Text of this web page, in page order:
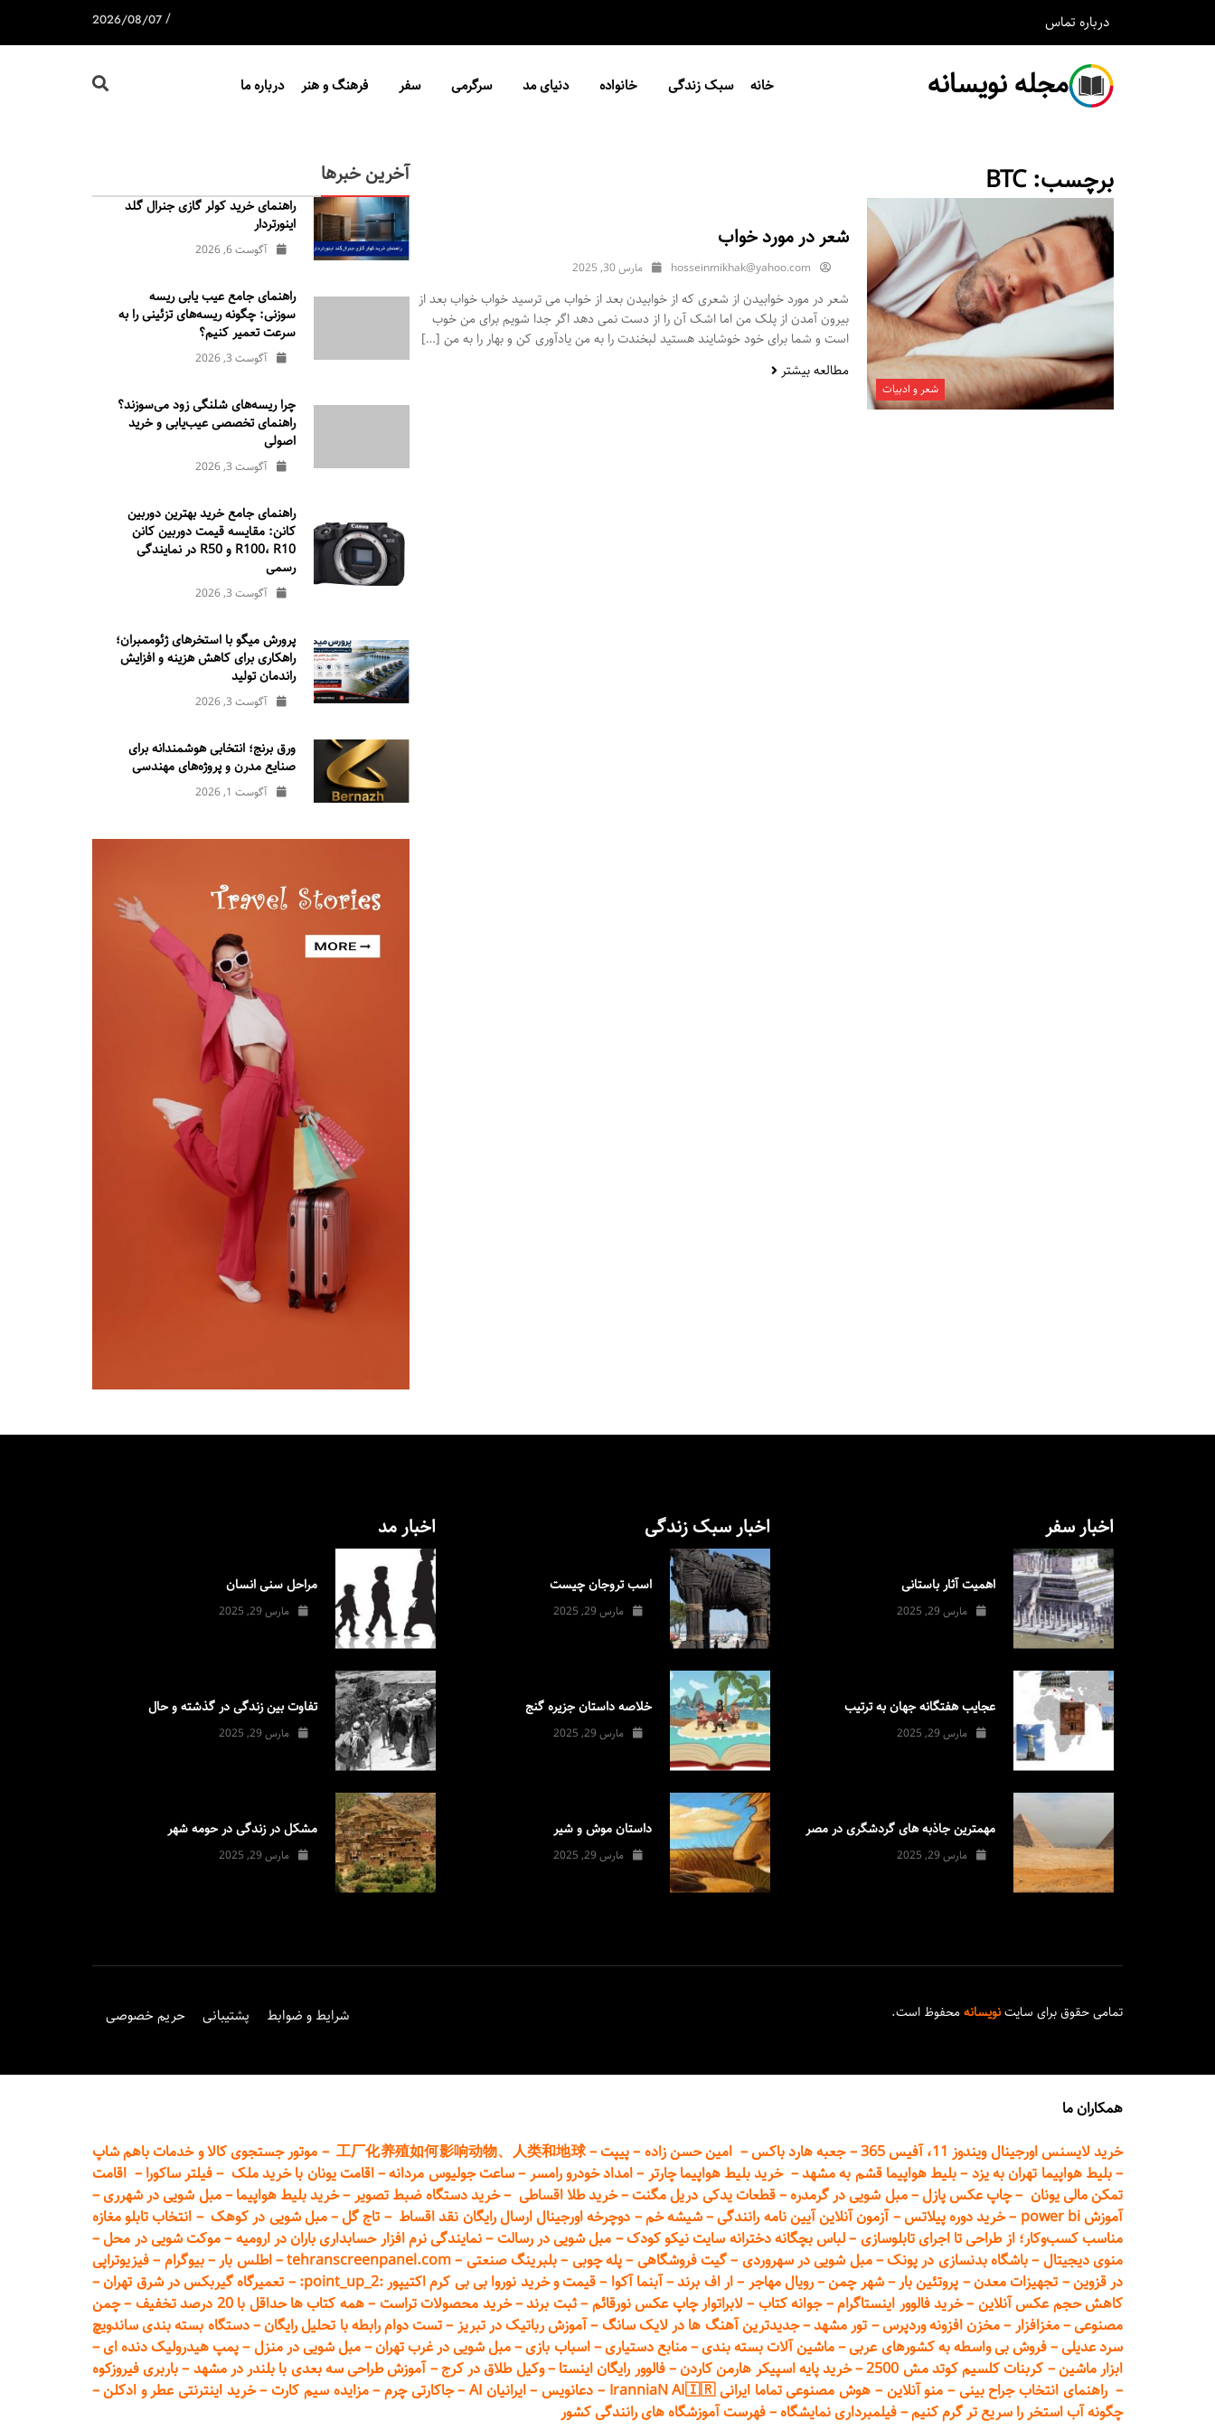
درباره تماس /
2026/08/07
مجله نویسانه خانه سبک زندگی خانواده دنیای مد سرگرمی سفر فرهنگ و هنر درباره ما
برچسب:BTC
شعر و ادبیات
شعر در مورد خواب
hosseinmikhak@yahoo.com مارس 30, 2025
شعر در مورد خوابیدن از شعری که از خوابیدن بعد از خواب می ترسید خواب خواب بعد از
بیرون آمدن از پلک من اما اشک آن را از دست نمی دهد اگر جدا شویم برای من خوب
است و شما برای خود خوشایند هستید لبخندت را به من یادآوری کن و بهار را به من […]
مطالعه بیشتر
آخرین خبرها
راهنمای خرید کولر گازی جنرال‌ گلد
اینورتر‌دار
آگوست 6, 2026
راهنمای جامع عیب یابی ریسه
سوزنی: چگونه ریسه‌های تزئینی را به
سرعت تعمیر کنیم؟
آگوست 3, 2026
چرا ریسه‌های شلنگی زود می‌سوزند؟
راهنمای تخصصی عیب‌یابی و خرید
اصولی
آگوست 3, 2026
راهنمای جامع خرید بهترین دوربین
کانن: مقایسه قیمت دوربین کانن
R100، R10 و R50 در نمایندگی
رسمی
آگوست 3, 2026
پرورش میگو با استخرهای ژئوممبران؛
راهکاری برای کاهش هزینه و افزایش
راندمان تولید
آگوست 3, 2026
ورق برنج؛ انتخابی هوشمندانه برای
صنایع مدرن و پروژه‌های مهندسی
آگوست 1, 2026
اخبار سفر
اهمیت آثار باستانی
مارس 29, 2025
عجایب هفتگانه جهان به ترتیب
مارس 29, 2025
مهمترین جاذبه های گردشگری در مصر
مارس 29, 2025
اخبار سبک زندگی
اسب تروجان چیست
مارس 29, 2025
خلاصه داستان جزیره گنج
مارس 29, 2025
داستان موش و شیر
مارس 29, 2025
اخبار مد
مراحل سنی انسان
مارس 29, 2025
تفاوت بین زندگی در گذشته و حال
مارس 29, 2025
مشکل در زندگی در حومه شهر
مارس 29, 2025
تمامی حقوق برای سایتنویسانهمحفوظ است. شرایط و ضوابط پشتیبانی حریم خصوصی
همکاران ما
خرید لایسنس اورجینال ویندوز 11، آفیس 365
–جعبه هارد باکس– امین حسن زاده –پیپت–
工厂化养殖如何影响动物、人类和地球
– موتور جستجوی کالا و خدمات باهم شاپ
–بلیط هواپیما تهرانبه یزد –بلیط هواپیما قشم به مشهد–خرید بلیط هواپیما چارتر –امداد خودرورامسر –ساعت جولیوس مردانه–اقامت یونان با خرید ملک –فیلتر ساکورا – اقامت
تمکن مالی یونان –چاپ عکس پازل–مبل شویی در گرمدره–قطعاتیدکی دریل مگنت–خرید طلا اقساطی –خرید دستگاه ضبط تصویر –خرید بلیط هواپیما –مبل شویی در شهرری–
آموزش power bi
–خرید دورهپیلاتس–آزمون آنلاین آیین نامه رانندگی–شیشه خم– دوچرخه اورجینال ارسال رایگان نقد اقساط – تاج گل–مبل شویی در کوهک– انتخاب تابلو مغازه
مناسب کسب‌وکار؛ از طراحی تا اجرای تابلوسازی –لباس بچگانه دخترانه سایت نیکو کودک– مبل شویی در رسالت –نمایندگی نرم افزار حسابداری باران در ارومیه –موکت شویی در محل–
منوی دیجیتال –باشگاه بدنسازی در پونک–مبل شویی در سهروردی –گیت فروشگاهی –پله چوبی –بلبرینگ صنعتی –
tehranscreenpanel.com
–اطلس بار –بیوگرام –فیزیوتراپی
در قزوین– تجهیزات معدن– پروتئین بار –شهر چمن–رویال مهاجر –ار اف برند–آبنما آکوا –قیمت و خرید نوروا بی بی کرم اکتیپور :point_up_2: – تعمیرگاه گیربکس در شرق تهران–
کاهش حجم عکس آنلاین –خرید فالوور اینستاگرام–جوانه کتاب – لابراتوار چاپ عکس نورقائم –ثبت برند–خرید محصولات تراست –همه کتاب ها حداقل با 20 درصد تخفیف –چمن
مصنوعی–مغزافزار –مخزن افزونه وردپرس– تور مشهد–جدیدترین آهنگ ها در لایک سانگ –آموزشرباتیک در تبریز –تست دوام رابطه با تحلیل رایگان–دستگاه بسته‌ بندی ساندویچ
سرد عدیلی–فروش بی واسطه بهکشورهای عربی–ماشین آلات بسته بندی–منابع دستیاری–اسباب بازی–مبل شویی در غرب تهران–مبل شویی در منزل –پمپ هیدرولیک دنده ای–
ابزار ماشین– کربنات کلسیم کوتد مش 2500 –خرید پایه اسپیکر هارمن کاردن–فالوور رایگان اینستا –وکیل طلاق در کرج –آموزش طراحی سه بعدی با بلندر در مشهد –باربری فیروزکوه
–راهنمای انتخاب جراح بینی – منو آنلاین – هوش مصنوعی تماما ایرانی IranniaN AI🇮🇷 – دعانویس–ایرانیان AI –جاکارتی چرم –مزایده سیم کارت–خرید اینترنتی عطر و ادکلن–
چگونه آب استخر را سریع تر گرم کنیم–فیلمبرداری نمایشگاه–فهرست آموزشگاه های رانندگی کشور